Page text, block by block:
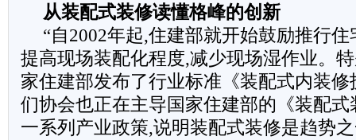
从装配式装修读懂格峰的创新
“自2002年起,住建部就开始鼓励推行
提高现场装配化程度,减少现场湿作业。
家住建部发布了行业标准《装配式内装
们协会也正在主导国家住建部的《装配
一系列产业政策,说明装配式装修是趋势